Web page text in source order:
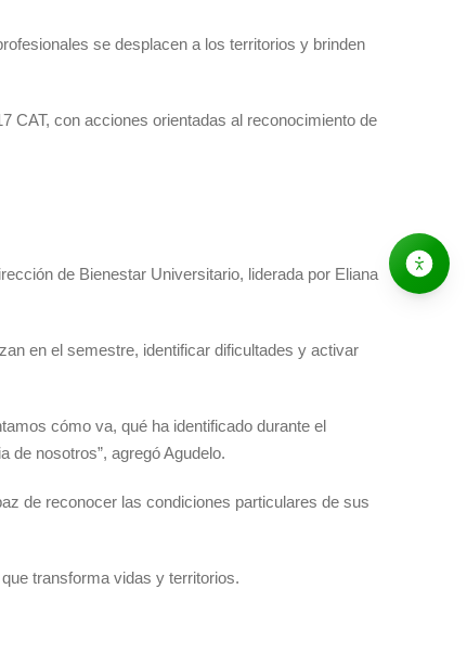
se desplacen a los territorios y brinden
CAT, con acciones orientadas al reconocimiento de
de Bienestar Universitario, liderada por Eliana
en el semestre, identificar dificultades y activar
cómo va, qué ha identificado durante el
de nosotros”, agregó Agudelo.
de reconocer las condiciones particulares de sus
transforma vidas y territorios.